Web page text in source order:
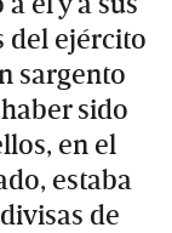
del ejército
sargento
sido
en el
estaba
de